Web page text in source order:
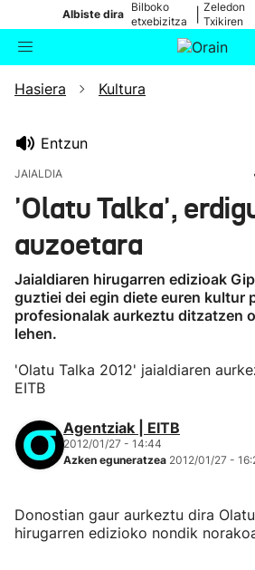
Albiste dira
Bilboko
etxebizitza
Zeledon
Txikiren
Bilatzailea
Eguraldia
Hasiera Kultura
Entzun
JAIALDIA
'Olatu Talka',
auzoetara
Jaialdiaren hirugarren edizioak
guztiei dei egin diete euren kultur
profesionalak aurkeztu ditzatzen
lehen.
'Olatu Talka 2012' jaialdiaren
EITB
Agentziak | EITB
2012/01/27 - 14:44
Azken eguneratzea 2012/01/27 -
Donostian gaur aurkeztu dira
hirugarren edizioko nondik